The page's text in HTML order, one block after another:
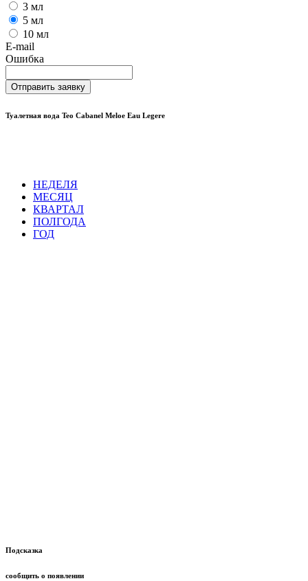
3 мл
5 мл
10 мл
E-mail
Ошибка
Отправить заявку
Туалетная вода Teo Cabanel Meloe Eau Legere
НЕДЕЛЯ
МЕСЯЦ
КВАРТАЛ
ПОЛГОДА
ГОД
Подсказка
сообщить о появлении